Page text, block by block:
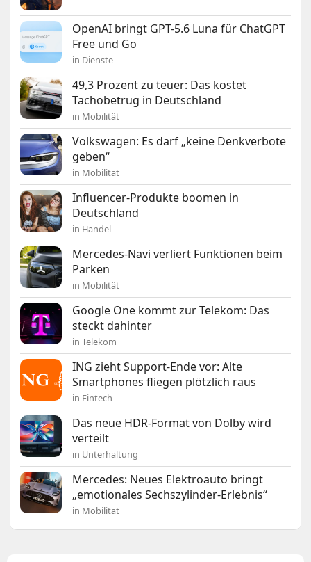
OpenAI bringt GPT-5.6 Luna für ChatGPT
Free und Go
in Dienste
49,3 Prozent zu teuer: Das kostet
Tachobetrug in Deutschland
in Mobilität
Volkswagen: Es darf „keine Denkverbote
geben“
in Mobilität
Influencer-Produkte boomen in
Deutschland
in Handel
Mercedes-Navi verliert Funktionen beim
Parken
in Mobilität
Google One kommt zur Telekom: Das
steckt dahinter
in Telekom
ING zieht Support-Ende vor: Alte
Smartphones fliegen plötzlich raus
in Fintech
Das neue HDR-Format von Dolby wird
verteilt
in Unterhaltung
Mercedes: Neues Elektroauto bringt
„emotionales Sechszylinder-Erlebnis“
in Mobilität